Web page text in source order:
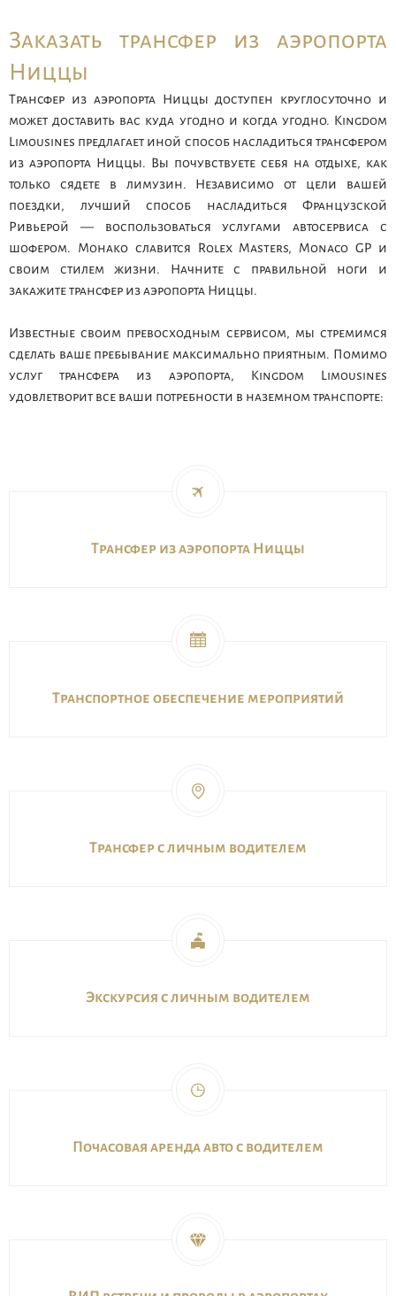
Заказать трансфер из аэропорта
Ниццы
Трансфер из аэропорта Ниццы доступен круглосуточно и
может доставить вас куда угодно и когда угодно. Kingdom
Limousines предлагает иной способ насладиться трансфером
из аэропорта Ниццы. Вы почувствуете себя на отдыхе, как
только сядете в лимузин. Независимо от цели вашей
поездки, лучший способ насладиться Французской
Ривьерой — воспользоваться услугами автосервиса с
шофером. Монако славится Rolex Masters, Monaco GP и
своим стилем жизни. Начните с правильной ноги и
закажите трансфер из аэропорта Ниццы.
Известные своим превосходным сервисом, мы стремимся
сделать ваше пребывание максимально приятным. Помимо
услуг трансфера из аэропорта, Kingdom Limousines
удовлетворит все ваши потребности в наземном транспорте:
Трансфер из аэропорта Ниццы
Транспортное обеспечение мероприятий
Трансфер с личным водителем
Экскурсия с личным водителем
Почасовая аренда авто с водителем